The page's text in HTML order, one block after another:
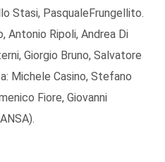
Stasi, PasqualeFrungellito.
Antonio Ripoli, Andrea Di
Giorgio Bruno, Salvatore
Michele Casino, Stefano
Fiore, Giovanni